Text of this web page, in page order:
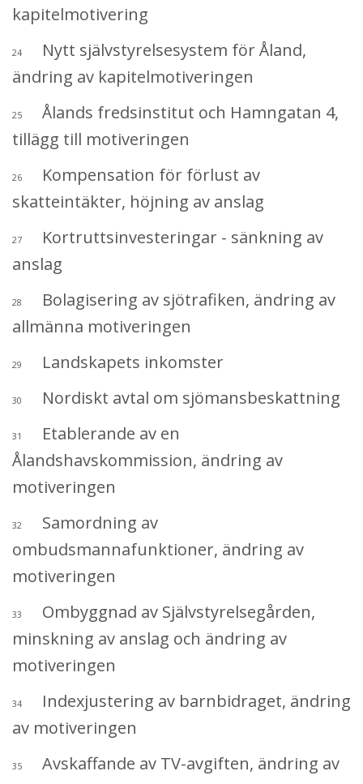
kapitelmotivering
24
Nytt självstyrelsesystem för Åland,
ändring av kapitelmotiveringen
25
Ålands fredsinstitut och Hamngatan 4,
tillägg till motiveringen
26
Kompensation för förlust av
skatteintäkter, höjning av anslag
27
Kortruttsinvesteringar - sänkning av
anslag
28
Bolagisering av sjötrafiken, ändring av
allmänna motiveringen
29 Landskapets inkomster
30 Nordiskt avtal om sjömansbeskattning
31
Etablerande av en
Ålandshavskommission, ändring av
motiveringen
32
Samordning av
ombudsmannafunktioner, ändring av
motiveringen
33
Ombyggnad av Självstyrelsegården,
minskning av anslag och ändring av
motiveringen
34
Indexjustering av barnbidraget, ändring
av motiveringen
35
Avskaffande av TV-avgiften, ändring av